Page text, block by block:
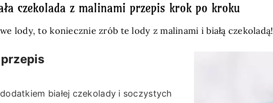
czekolada z malinami przepis krok po kroku
lody, to koniecznie zrób te lody z malinami i białą czekoladą!
białej czekolady i soczystych